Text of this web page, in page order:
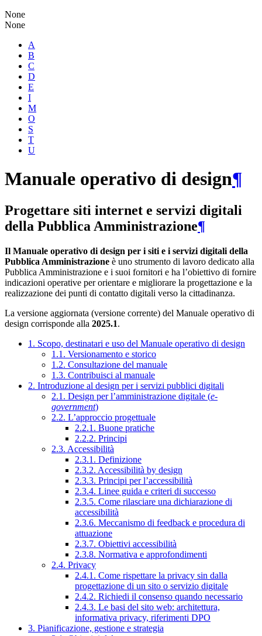
None
None
A
B
C
D
E
I
M
O
S
T
U
Manuale operativo di design¶
Progettare siti internet e servizi digitali
della Pubblica Amministrazione¶
Il Manuale operativo di design per i siti e i servizi digitali della
Pubblica Amministrazione è uno strumento di lavoro dedicato alla
Pubblica Amministrazione e i suoi fornitori e ha l’obiettivo di fornire
indicazioni operative per orientare e migliorare la progettazione e la
realizzazione dei punti di contatto digitali verso la cittadinanza.
La versione aggiornata (versione corrente) del Manuale operativo di
design corrisponde alla 2025.1.
1. Scopo, destinatari e uso del Manuale operativo di design
1.1. Versionamento e storico
1.2. Consultazione del manuale
1.3. Contribuisci al manuale
2. Introduzione al design per i servizi pubblici digitali
2.1. Design per l’amministrazione digitale (e-
government)
2.2. L’approccio progettuale
2.2.1. Buone pratiche
2.2.2. Principi
2.3. Accessibilità
2.3.1. Definizione
2.3.2. Accessibilità by design
2.3.3. Principi per l’accessibilità
2.3.4. Linee guida e criteri di successo
2.3.5. Come rilasciare una dichiarazione di
accessibilità
2.3.6. Meccanismo di feedback e procedura di
attuazione
2.3.7. Obiettivi accessibilità
2.3.8. Normativa e approfondimenti
2.4. Privacy
2.4.1. Come rispettare la privacy sin dalla
progettazione di un sito o servizio digitale
2.4.2. Richiedi il consenso quando necessario
2.4.3. Le basi del sito web: architettura,
informativa privacy, riferimenti DPO
3. Pianificazione, gestione e strategia